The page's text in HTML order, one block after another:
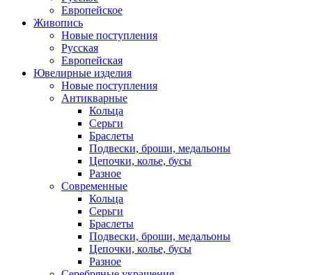
Европейское
Живопись
Новые поступления
Русская
Европейская
Ювелирные изделия
Новые поступления
Антикварные
Кольца
Серьги
Браслеты
Подвески, броши, медальоны
Цепочки, колье, бусы
Разное
Современные
Кольца
Серьги
Браслеты
Подвески, броши, медальоны
Цепочки, колье, бусы
Разное